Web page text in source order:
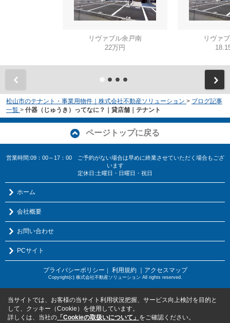
リヴァブル余戸南
22万円
リヴァ
松山市のテナント・事業用物件｜株式会社不動産ソリューション > ブログ記事
一覧 > 什器（じゅうき）ってなに？｜貸店舗｜テナント
ページトップに戻る
営業時間:09：00～17：00 ご予約がない場合は早めに終業させていただく場合もござ
います
定休日:土曜日・日曜日・祝日
ホーム
会社概要
お問い合わせ
PCサイト
プライバシーポリシー 利用規約 ｜アクセスマップ
Copyright(c) 株式会社不動産ソリューション All rights reserved.
当サイトでは、お客様の当サイト利用状況把握、サービス向上検討を目的と
して、クッキー（Cookie）を使用しています。
詳しくは、当社の 「Cookieの取扱いについて」 をご確認ください。